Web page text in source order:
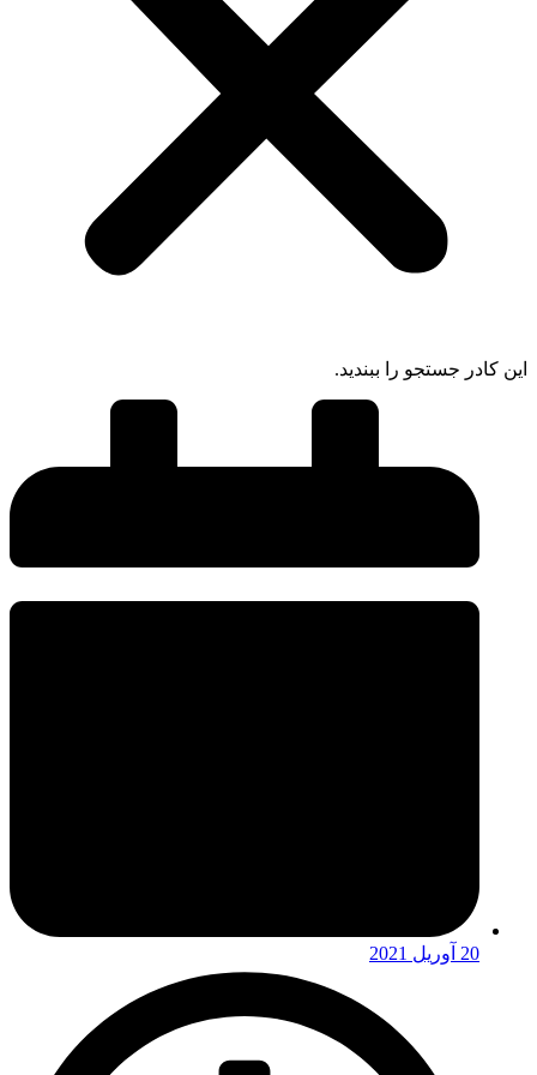
کادر جستجو را ببندید.